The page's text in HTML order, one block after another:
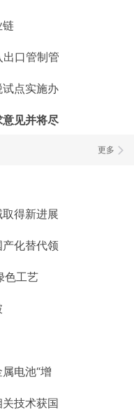
链
口管制管
试点实施办
见并将尽
更多
得新进展
化替代领
色工艺
电池“增
技术获国